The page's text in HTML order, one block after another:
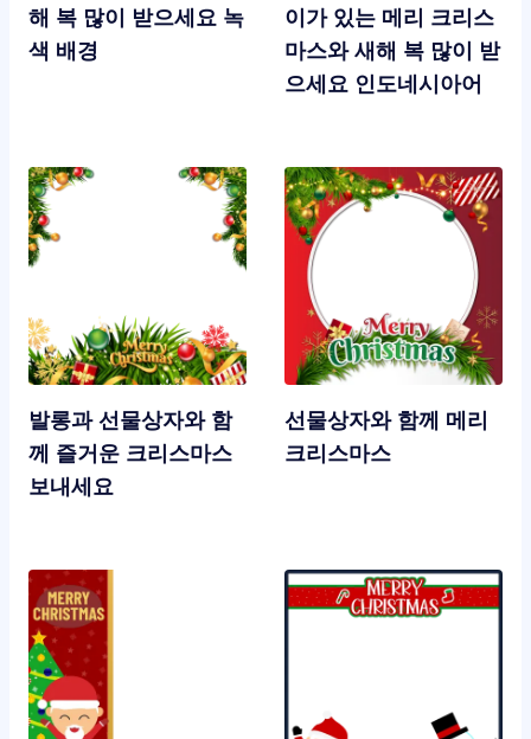
해 복 많이 받으세요 녹
색 배경
이가 있는 메리 크리스
마스와 새해 복 많이 받
으세요 인도네시아어
발롱과 선물상자와 함
께 즐거운 크리스마스
보내세요
선물상자와 함께 메리
크리스마스